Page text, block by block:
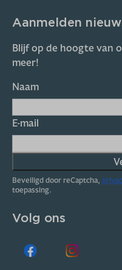
Aanmelden
Blijf op de hoogte van
meer!
Naam
E-mail
Beveiligd door reCaptcha,
toepassing.
Volg ons